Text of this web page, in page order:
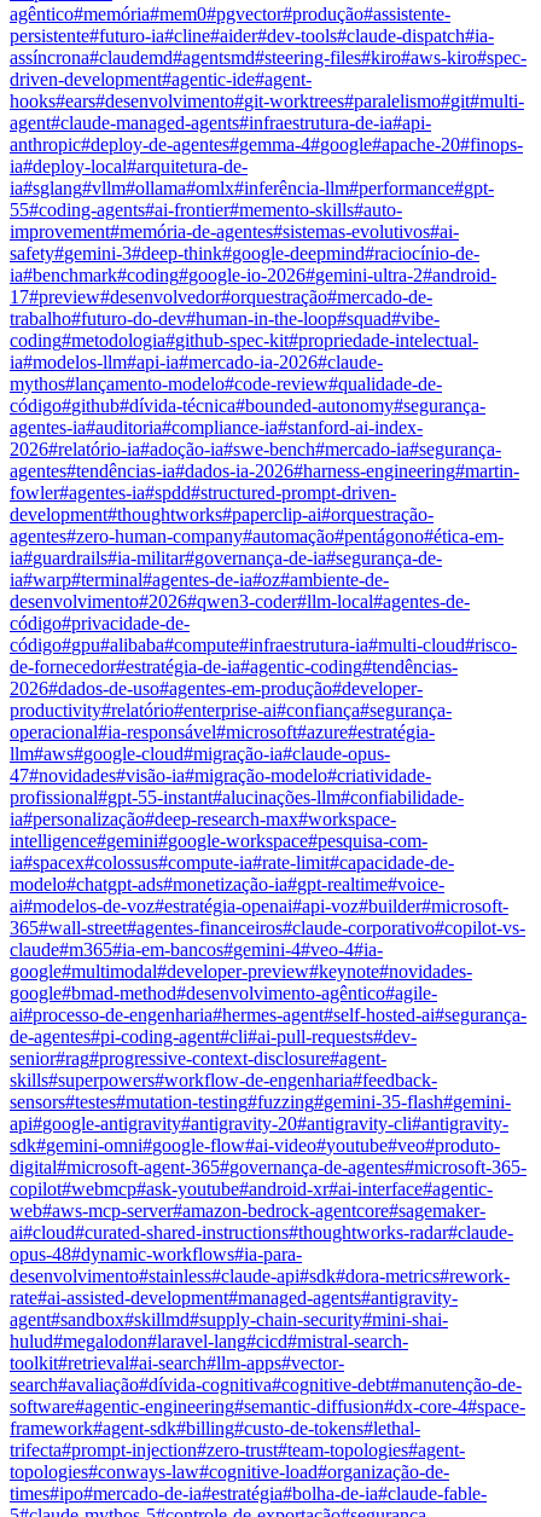
agêntico#memória#mem0#pgvector#produção#assistente-
persistente#futuro-ia#cline#aider#dev-tools#claude-dispatch#ia-
assíncrona#claudemd#agentsmd#steering-files#kiro#aws-kiro#spec-
driven-development#agentic-ide#agent-
hooks#ears#desenvolvimento#git-worktrees#paralelismo#git#multi-
agent#claude-managed-agents#infraestrutura-de-ia#api-
anthropic#deploy-de-agentes#gemma-4#google#apache-20#finops-
ia#deploy-local#arquitetura-de-
ia#sglang#vllm#ollama#omlx#inferência-llm#performance#gpt-
55#coding-agents#ai-frontier#memento-skills#auto-
improvement#memória-de-agentes#sistemas-evolutivos#ai-
safety#gemini-3#deep-think#google-deepmind#raciocínio-de-
ia#benchmark#coding#google-io-2026#gemini-ultra-2#android-
17#preview#desenvolvedor#orquestração#mercado-de-
trabalho#futuro-do-dev#human-in-the-loop#squad#vibe-
coding#metodologia#github-spec-kit#propriedade-intelectual-
ia#modelos-llm#api-ia#mercado-ia-2026#claude-
mythos#lançamento-modelo#code-review#qualidade-de-
código#github#dívida-técnica#bounded-autonomy#segurança-
agentes-ia#auditoria#compliance-ia#stanford-ai-index-
2026#relatório-ia#adoção-ia#swe-bench#mercado-ia#segurança-
agentes#tendências-ia#dados-ia-2026#harness-engineering#martin-
fowler#agentes-ia#spdd#structured-prompt-driven-
development#thoughtworks#paperclip-ai#orquestração-
agentes#zero-human-company#automação#pentágono#ética-em-
ia#guardrails#ia-militar#governança-de-ia#segurança-de-
ia#warp#terminal#agentes-de-ia#oz#ambiente-de-
desenvolvimento#2026#qwen3-coder#llm-local#agentes-de-
código#privacidade-de-
código#gpu#alibaba#compute#infraestrutura-ia#multi-cloud#risco-
de-fornecedor#estratégia-de-ia#agentic-coding#tendências-
2026#dados-de-uso#agentes-em-produção#developer-
productivity#relatório#enterprise-ai#confiança#segurança-
operacional#ia-responsável#microsoft#azure#estratégia-
llm#aws#google-cloud#migração-ia#claude-opus-
47#novidades#visão-ia#migração-modelo#criatividade-
profissional#gpt-55-instant#alucinações-llm#confiabilidade-
ia#personalização#deep-research-max#workspace-
intelligence#gemini#google-workspace#pesquisa-com-
ia#spacex#colossus#compute-ia#rate-limit#capacidade-de-
modelo#chatgpt-ads#monetização-ia#gpt-realtime#voice-
ai#modelos-de-voz#estratégia-openai#api-voz#builder#microsoft-
365#wall-street#agentes-financeiros#claude-corporativo#copilot-vs-
claude#m365#ia-em-bancos#gemini-4#veo-4#ia-
google#multimodal#developer-preview#keynote#novidades-
google#bmad-method#desenvolvimento-agêntico#agile-
ai#processo-de-engenharia#hermes-agent#self-hosted-ai#segurança-
de-agentes#pi-coding-agent#cli#ai-pull-requests#dev-
senior#rag#progressive-context-disclosure#agent-
skills#superpowers#workflow-de-engenharia#feedback-
sensors#testes#mutation-testing#fuzzing#gemini-35-flash#gemini-
api#google-antigravity#antigravity-20#antigravity-cli#antigravity-
sdk#gemini-omni#google-flow#ai-video#youtube#veo#produto-
digital#microsoft-agent-365#governança-de-agentes#microsoft-365-
copilot#webmcp#ask-youtube#android-xr#ai-interface#agentic-
web#aws-mcp-server#amazon-bedrock-agentcore#sagemaker-
ai#cloud#curated-shared-instructions#thoughtworks-radar#claude-
opus-48#dynamic-workflows#ia-para-
desenvolvimento#stainless#claude-api#sdk#dora-metrics#rework-
rate#ai-assisted-development#managed-agents#antigravity-
agent#sandbox#skillmd#supply-chain-security#mini-shai-
hulud#megalodon#laravel-lang#cicd#mistral-search-
toolkit#retrieval#ai-search#llm-apps#vector-
search#avaliação#dívida-cognitiva#cognitive-debt#manutenção-de-
software#agentic-engineering#semantic-diffusion#dx-core-4#space-
framework#agent-sdk#billing#custo-de-tokens#lethal-
trifecta#prompt-injection#zero-trust#team-topologies#agent-
topologies#conways-law#cognitive-load#organização-de-
times#ipo#mercado-de-ia#estratégia#bolha-de-ia#claude-fable-